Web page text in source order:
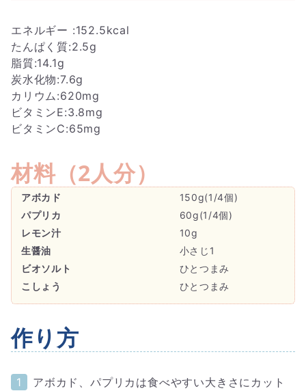
エネルギー :152.5kcal
たんぱく質:2.5g
脂質:14.1g
炭水化物:7.6g
カリウム:620mg
ビタミンE:3.8mg
ビタミンC:65mg
材料（2人分）
アボカド
150g(1/4個)
パプリカ
60g(1/4個)
レモン汁
10g
生醤油
小さじ1
ビオソルト
ひとつまみ
こしょう
ひとつまみ
作り方
アボカド、パプリカは食べやすい大きさにカット